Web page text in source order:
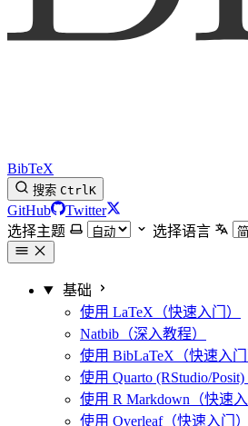
BibTeX
搜索 CtrlK
GitHub
Twitter
选择主题
选择语言
基础
使用 LaTeX（快速入门）
Natbib（深入教程）
使用 BibLaTeX（快速入门
使用 Quarto (RStudio/
使用 R Markdown（快速入
使用 Overleaf（快速入门）